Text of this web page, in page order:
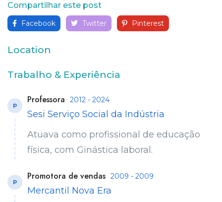
Compartilhar este post
Facebook Twitter Pinterest
Location
Trabalho & Experiência
P
Professora 2012 - 2024
Sesi Serviço Social da Indústria
Atuava como profissional de educação
física, com Ginástica laboral.
P
Promotora de vendas 2009 - 2009
Mercantil Nova Era